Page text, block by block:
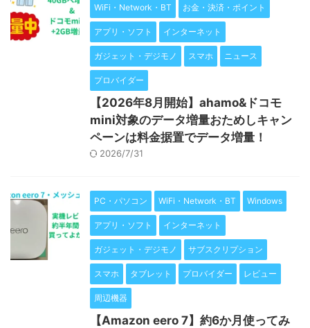
WiFi・Network・BT お金・決済・ポイント
アプリ・ソフト インターネット
ガジェット・デジモノ スマホ ニュース
プロバイダー
【2026年8月開始】ahamo&ドコモ
mini対象のデータ増量おためしキャン
ペーンは料金据置でデータ増量！
2026/7/31
PC・パソコン WiFi・Network・BT Windows
アプリ・ソフト インターネット
ガジェット・デジモノ サブスクリプション
スマホ タブレット プロバイダー レビュー
周辺機器
【Amazon eero 7】約6か月使ってみ